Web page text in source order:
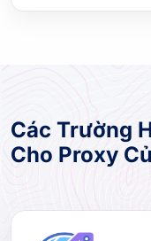
Các Trường
Cho Proxy